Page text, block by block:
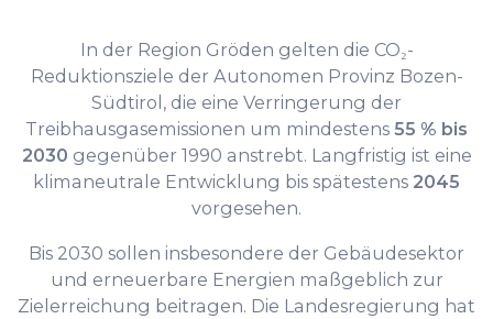
In der Region Gröden gelten die CO₂-
Reduktionsziele der Autonomen Provinz Bozen-
Südtirol, die eine Verringerung der
Treibhausgasemissionen um mindestens 55 % bis
2030 gegenüber 1990 anstrebt. Langfristig ist eine
klimaneutrale Entwicklung bis spätestens 2045
vorgesehen.
Bis 2030 sollen insbesondere der Gebäudesektor
und erneuerbare Energien maßgeblich zur
Zielerreichung beitragen. Die Landesregierung hat